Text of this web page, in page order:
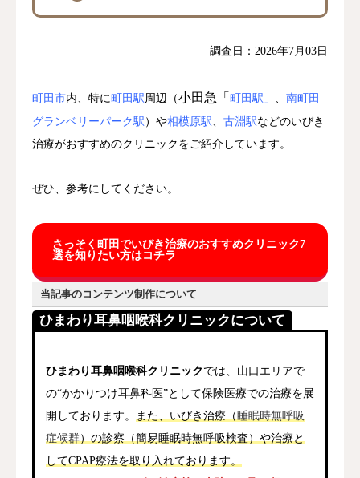
調査日：2026年7月03日
町田市内、特に 町田駅 周辺（小田急「 町田駅」
南町田
グランベリーパーク駅 ）や相模原駅 古淵駅などのいびき
治療がおすすめのクリニックをご紹介しています。
ぜひ、参考にしてください。
さっそく町田でいびき治療のおすすめクリニック7
選を知りたい方はコチラ
当記事のコンテンツ制作について
当記事の運営目的
医学的根拠に基づいた透明性の高いコン
ひまわり耳鼻咽喉科クリニックについて
ひまわり耳鼻咽喉科クリニック では、山口エリアで
の“かかりつけ耳鼻科医”として保険医療での治療を展
開しております。
また、いびき治療（ 睡眠時無呼吸
症候群）の診察（簡易睡眠時無呼吸検査）や治療と
してCPAP療法を取り入れております。